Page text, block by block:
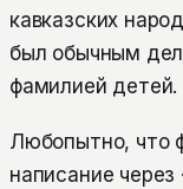
кавказских
был обычным
фамилией детей.
Любопытно, что
написание